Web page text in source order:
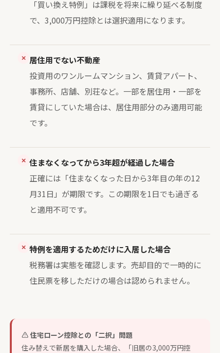
「買い換え特例」は課税を将来に繰り延べる制度
で、3,000万円控除とは選択適用になります。
✕ 居住用でない不動産
投資用のワンルームマンション、賃貸アパート、
事務所、店舗、別荘など。一部を居住用・一部を
賃貸にしていた場合は、居住用部分のみ適用可能
です。
✕ 住まなくなってから3年超が経過した場合
正確には「住まなくなった日から3年目の年の12
月31日」が期限です。この期限を1日でも過ぎる
と適用不可です。
✕ 特例を適用するためだけに入居した場合
税務署は実態を確認します。売却目的で一時的に
住民票を移しただけの場合は認められません。
住宅ローン控除との「二択」問題
住み替えで新居を購入した場合、「旧居の3,000万円控